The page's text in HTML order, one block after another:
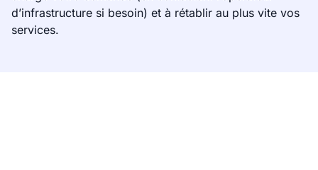
d’infrastructure si besoin) et à rétablir au plus vite vos
services.